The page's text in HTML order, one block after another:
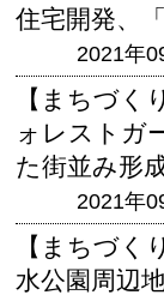
住宅開発、
2021年
【まちづく
ォレストガ
た街並み形
2021年
【まちづく
水公園周辺